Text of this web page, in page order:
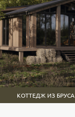
КОТТЕДЖ ИЗ БРУСА